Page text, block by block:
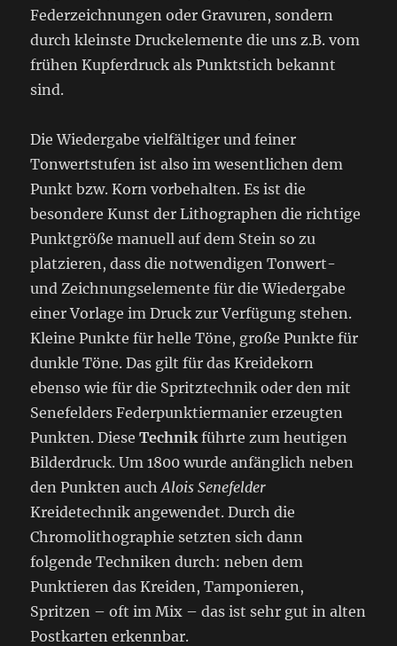
Federzeichnungen oder Gravuren, sondern
durch kleinste Druckelemente die uns z.B. vom
frühen Kupferdruck als Punktstich bekannt
sind.
Die Wiedergabe vielfältiger und feiner
Tonwertstufen ist also im wesentlichen dem
Punkt bzw. Korn vorbehalten. Es ist die
besondere Kunst der Lithographen die richtige
Punktgröße manuell auf dem Stein so zu
platzieren, dass die notwendigen Tonwert-
und Zeichnungselemente für die Wiedergabe
einer Vorlage im Druck zur Verfügung stehen.
Kleine Punkte für helle Töne, große Punkte für
dunkle Töne. Das gilt für das Kreidekorn
ebenso wie für die Spritztechnik oder den mit
Senefelders Federpunktiermanier erzeugten
Punkten. DieseTechnikführte zum heutigen
Bilderdruck. Um 1800 wurde anfänglich neben
den Punkten auchAlois Senefelder
Kreidetechnik angewendet. Durch die
Chromolithographie setzten sich dann
folgende Techniken durch: neben dem
Punktieren das Kreiden, Tamponieren,
Spritzen – oft im Mix – das ist sehr gut in alten
Postkarten erkennbar.